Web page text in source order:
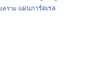
คราม แผ่นการ์ดเรล